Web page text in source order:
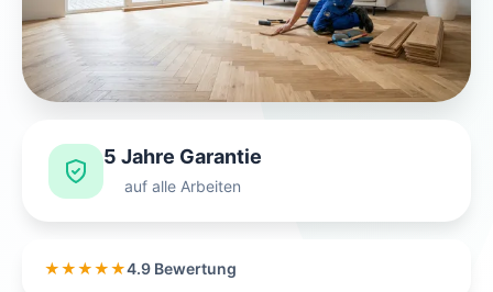
5 Jahre Garantie
auf alle Arbeiten
★★★★★4.9 Bewertung